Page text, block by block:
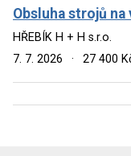
Obsluha strojů
HŘEBÍK H + H s.r.o.
7. 7. 2026
· 27 400